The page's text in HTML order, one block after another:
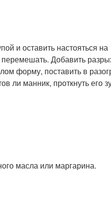
и оставить настояться
Добавить
форму, поставить в
ли манник, проткнуть его
масла или маргарина.